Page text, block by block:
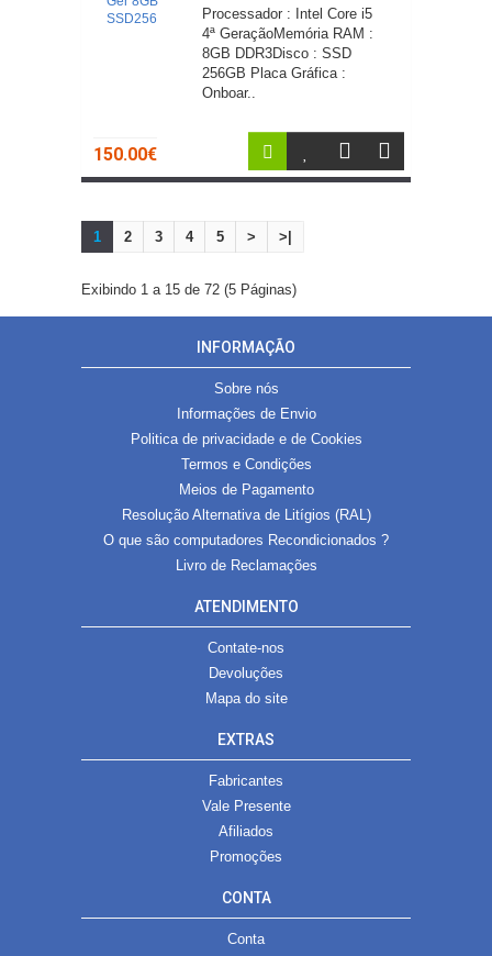
Processador : Intel Core i5
4ª GeraçãoMemória RAM :
8GB DDR3Disco : SSD
256GB Placa Gráfica :
Onboar..
150.00€
1 2 3 4 5 > >|
Exibindo 1 a 15 de 72 (5 Páginas)
INFORMAÇÃO
Sobre nós
Informações de Envio
Politica de privacidade e de Cookies
Termos e Condições
Meios de Pagamento
Resolução Alternativa de Litígios (RAL)
O que são computadores Recondicionados ?
Livro de Reclamações
ATENDIMENTO
Contate-nos
Devoluções
Mapa do site
EXTRAS
Fabricantes
Vale Presente
Afiliados
Promoções
CONTA
Conta